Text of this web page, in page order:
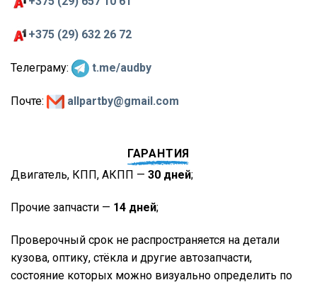
+375 (29) 632 26 72
Телеграму: t.me/audby
Почте: allpartby@gmail.com
ГАРАНТИЯ
Двигатель, КПП, АКПП — 30 дней;
Прочие запчасти — 14 дней;
Проверочный срок не распространяется на детали
кузова, оптику, стёкла и другие автозапчасти,
состояние которых можно визуально определить по